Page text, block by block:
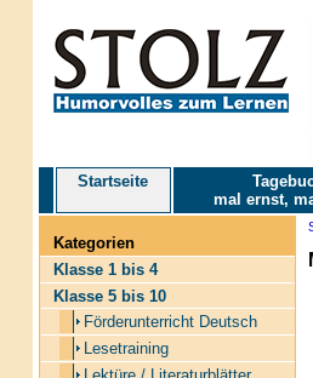
Startseite
mal ernst,
Kategorien
Klasse 1 bis 4
Klasse 5 bis 10
Förderunterricht Deutsch
Lesetraining